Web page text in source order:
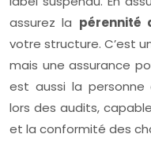
assurez la pérennité
votre structure. C’est
mais une assurance
est aussi la personne
lors des audits,
et la conformité des